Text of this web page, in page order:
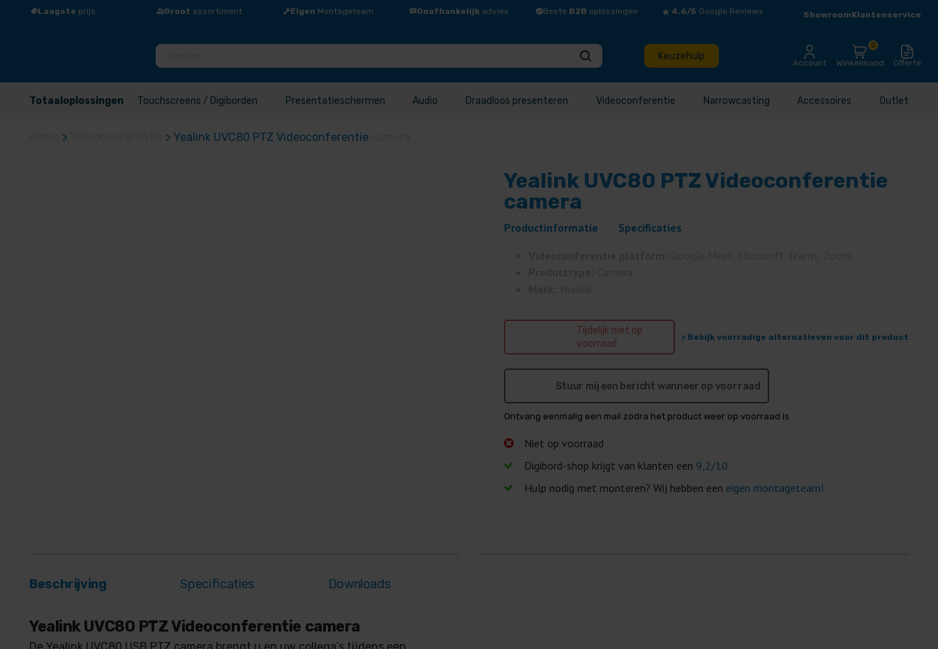
Laagste prijs Groot assortiment Eigen Montageteam Onafhankelijk advies Beste B2B oplossingen 4.6/5 Google Reviews ShowroomKlantenservice
Keuzehulp
Account Winkelmand
0
Offerte
Totaaloplossingen Touchscreens / Digiborden Presentatieschermen Audio Draadloos presenteren Videoconferentie Narrowcasting Accessoires Outlet
> > Yealink UVC80 PTZ Videoconferentie
Yealink UVC80 PTZ Videoconferentie
camera
Productinformatie
Specificaties
Tijdelijk niet op
voorraad
> Bekijk voorradige alternatieven voor dit product
Stuur mij een bericht wanneer op voorraad
Ontvang eenmalig een mail zodra het product weer op voorraad is
Niet op voorraad
Digibord-shop krijgt van klanten een 9,2/10
Hulp nodig met monteren? Wij hebben een eigen montageteam!
Beschrijving Specificaties Downloads
Yealink UVC80 PTZ Videoconferentie camera